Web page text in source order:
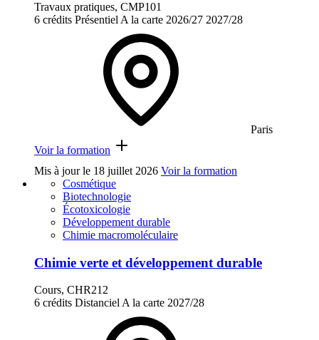
Travaux pratiques, CMP101
6 crédits Présentiel A la carte 2026/27 2027/28
Paris
Voir la formation
Mis à jour le 18 juillet 2026 Voir la formation
Cosmétique
Biotechnologie
Écotoxicologie
Développement durable
Chimie macromoléculaire
Chimie verte et développement durable
Cours, CHR212
6 crédits DistancielA la carte 2027/28